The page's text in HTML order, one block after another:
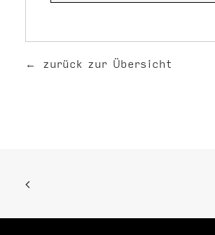
zurück zur Übersicht